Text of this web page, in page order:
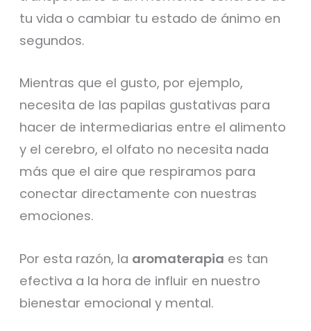
tu vida o cambiar tu estado de ánimo en
segundos.
Mientras que el gusto, por ejemplo,
necesita de las papilas gustativas para
hacer de intermediarias entre el alimento
y el cerebro, el olfato no necesita nada
más que el aire que respiramos para
conectar directamente con nuestras
emociones.
Por esta razón, la aromaterapia es tan
efectiva a la hora de influir en nuestro
bienestar emocional y mental.